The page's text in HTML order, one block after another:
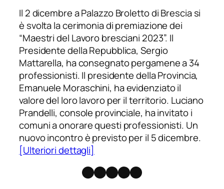
Il 2 dicembre a Palazzo Broletto di Brescia si
è svolta la cerimonia di premiazione dei
“Maestri del Lavoro bresciani 2023”. Il
Presidente della Repubblica, Sergio
Mattarella, ha consegnato pergamene a 34
professionisti. Il presidente della Provincia,
Emanuele Moraschini, ha evidenziato il
valore del loro lavoro per il territorio. Luciano
Prandelli, console provinciale, ha invitato i
comuni a onorare questi professionisti. Un
nuovo incontro è previsto per il 5 dicembre.
[Ulteriori dettagli]
Facebook
Instagram
X Threads
Telegram